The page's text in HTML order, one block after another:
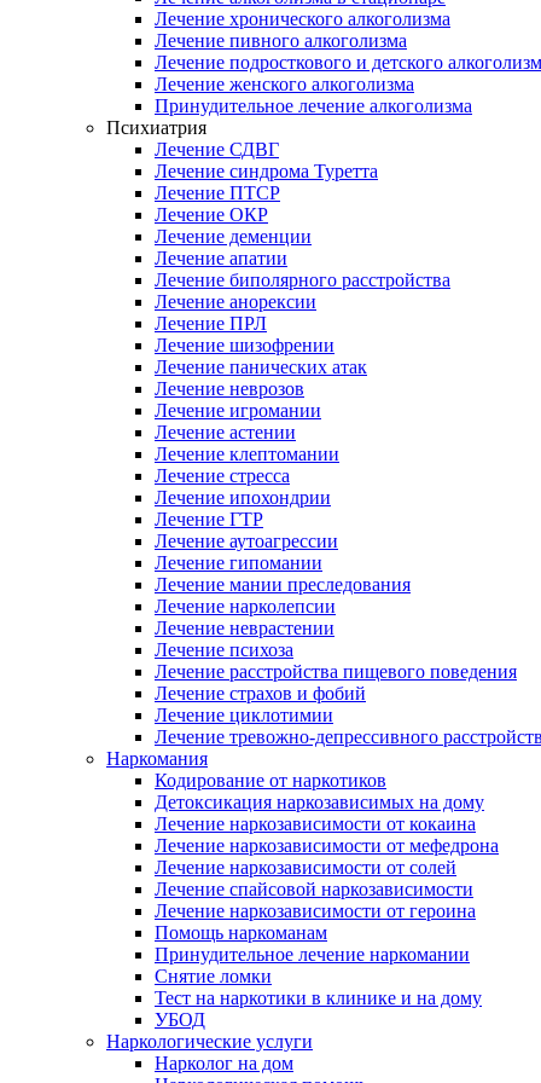
Лечение хронического алкоголизма
Лечение пивного алкоголизма
Лечение подросткового и детского
Лечение женского алкоголизма
Принудительное лечение алкоголизма
Психиатрия
Лечение СДВГ
Лечение синдрома Туретта
Лечение ПТСР
Лечение ОКР
Лечение деменции
Лечение апатии
Лечение биполярного расстройства
Лечение анорексии
Лечение ПРЛ
Лечение шизофрении
Лечение панических атак
Лечение неврозов
Лечение игромании
Лечение астении
Лечение клептомании
Лечение стресса
Лечение ипохондрии
Лечение ГТР
Лечение аутоагрессии
Лечение гипомании
Лечение мании преследования
Лечение нарколепсии
Лечение неврастении
Лечение психоза
Лечение расстройства пищевого поведения
Лечение страхов и фобий
Лечение циклотимии
Лечение тревожно-депрессивного
Наркомания
Кодирование от наркотиков
Детоксикация наркозависимых на дому
Лечение наркозависимости от кокаина
Лечение наркозависимости от мефедрона
Лечение наркозависимости от солей
Лечение спайсовой наркозависимости
Лечение наркозависимости от героина
Помощь наркоманам
Принудительное лечение наркомании
Снятие ломки
Тест на наркотики в клинике и на дому
УБОД
Наркологические услуги
Нарколог на дом